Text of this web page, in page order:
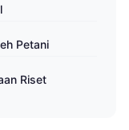
Petani
Riset